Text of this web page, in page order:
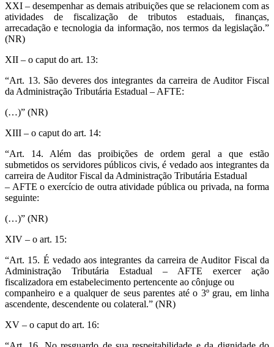
XXI – desempenhar as demais atribuições que se relacionem com as
atividades de fiscalização de tributos estaduais, finanças,
arrecadação e tecnologia da informação, nos termos da legislação.”
(NR)
XII – o caput do art. 13:
“Art. 13. São deveres dos integrantes da carreira de Auditor Fiscal
da Administração Tributária Estadual – AFTE:
(…)” (NR)
XIII – o caput do art. 14:
“Art. 14. Além das proibições de ordem geral a que estão
submetidos os servidores públicos civis, é vedado aos integrantes da
carreira de Auditor Fiscal da Administração Tributária Estadual
– AFTE o exercício de outra atividade pública ou privada, na forma
seguinte:
(…)” (NR)
XIV – o art. 15:
“Art. 15. É vedado aos integrantes da carreira de Auditor Fiscal da
Administração Tributária Estadual – AFTE exercer ação
fiscalizadora em estabelecimento pertencente ao cônjuge ou
companheiro e a qualquer de seus parentes até o 3º grau, em linha
ascendente, descendente ou colateral.” (NR)
XV – o caput do art. 16: